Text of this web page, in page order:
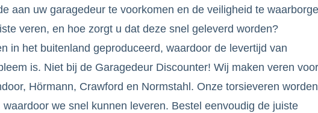
aan uw garagedeur te voorkomen en de veiligheid te
veren, en hoe zorgt u dat deze snel geleverd worden?
in het buitenland geproduceerd, waardoor de levertijd van
is. Niet bij de Garagedeur Discounter! Wij maken veren voor
Hörmann, Crawford en Normstahl. Onze torsieveren
we snel kunnen leveren. Bestel eenvoudig de juiste